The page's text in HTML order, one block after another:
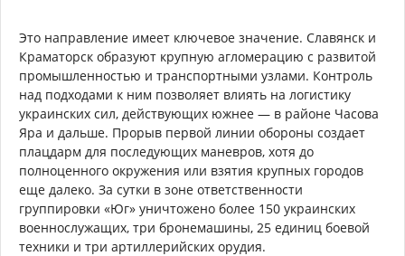
Это направление имеет ключевое значение. Славянск и
Краматорск образуют крупную агломерацию с развитой
промышленностью и транспортными узлами. Контроль
над подходами к ним позволяет влиять на логистику
украинских сил, действующих южнее — в районе Часова
Яра и дальше. Прорыв первой линии обороны создает
плацдарм для последующих маневров, хотя до
полноценного окружения или взятия крупных городов
еще далеко. За сутки в зоне ответственности
группировки «Юг» уничтожено более 150 украинских
военнослужащих, три бронемашины, 25 единиц боевой
техники и три артиллерийских орудия.